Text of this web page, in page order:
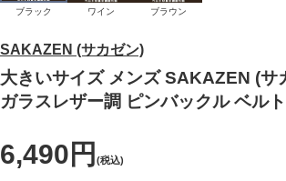
SAKAZEN (サカゼン)
大きいサイズ メンズ SAKAZEN (サ
ガラスレザー調 ピンバックル ベル
6,490円 (税込)
ブラック ワイン ブラウン